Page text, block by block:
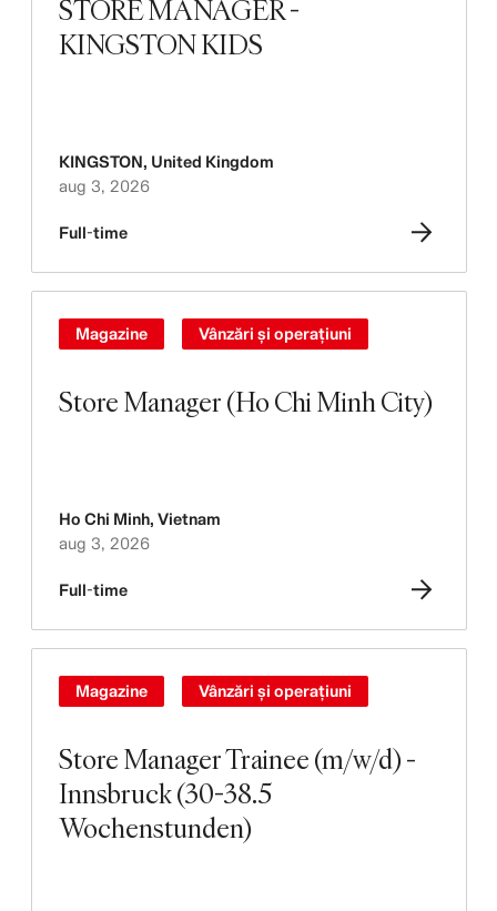
STORE MANAGER -
KINGSTON KIDS
KINGSTON, United Kingdom
aug 3, 2026
Full-time
Store Manager (Ho Chi Minh City)
Magazine Vânzări și operațiuni
Ho Chi Minh, Vietnam
aug 3, 2026
Full-time
Store Manager Trainee (m/w/d) -
Innsbruck (30-38.5
Wochenstunden)
Magazine Vânzări și operațiuni